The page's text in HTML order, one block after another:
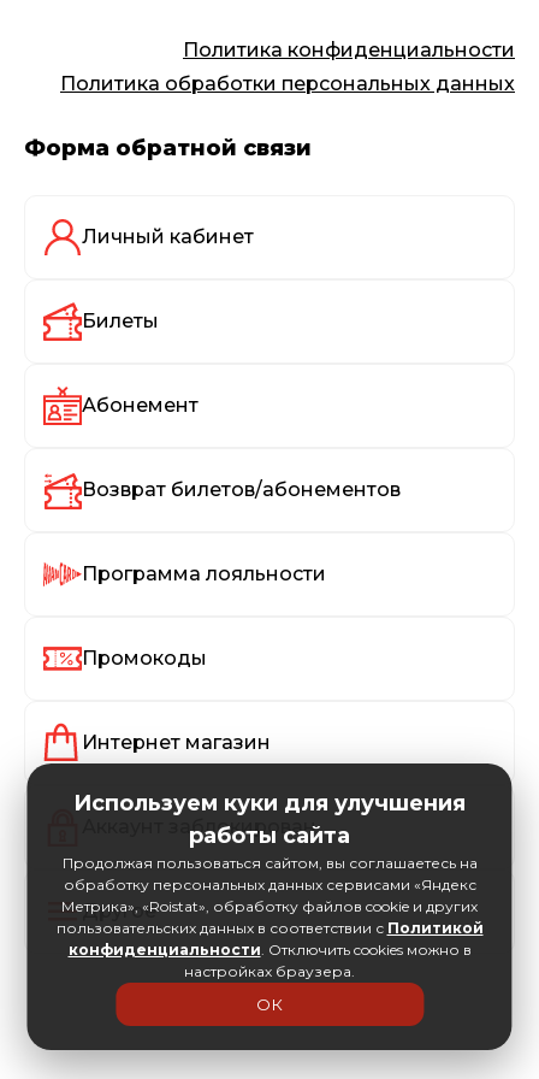
Политика конфиденциальности
Политика обработки персональных данных
Форма обратной связи
Личный кабинет
Билеты
Абонемент
Возврат билетов/абонементов
Программа лояльности
Промокоды
Интернет магазин
Аккаунт заблокирован
Другое
Используем куки для улучшения
работы сайта
Продолжая пользоваться сайтом, вы соглашаетесь на
обработку персональных данных сервисами «Яндекс
Метрика», «Roistat», обработку файлов cookie и других
пользовательских данных в соответствии с Политикой
конфиденциальности. Отключить cookies можно в
настройках браузера.
ОК